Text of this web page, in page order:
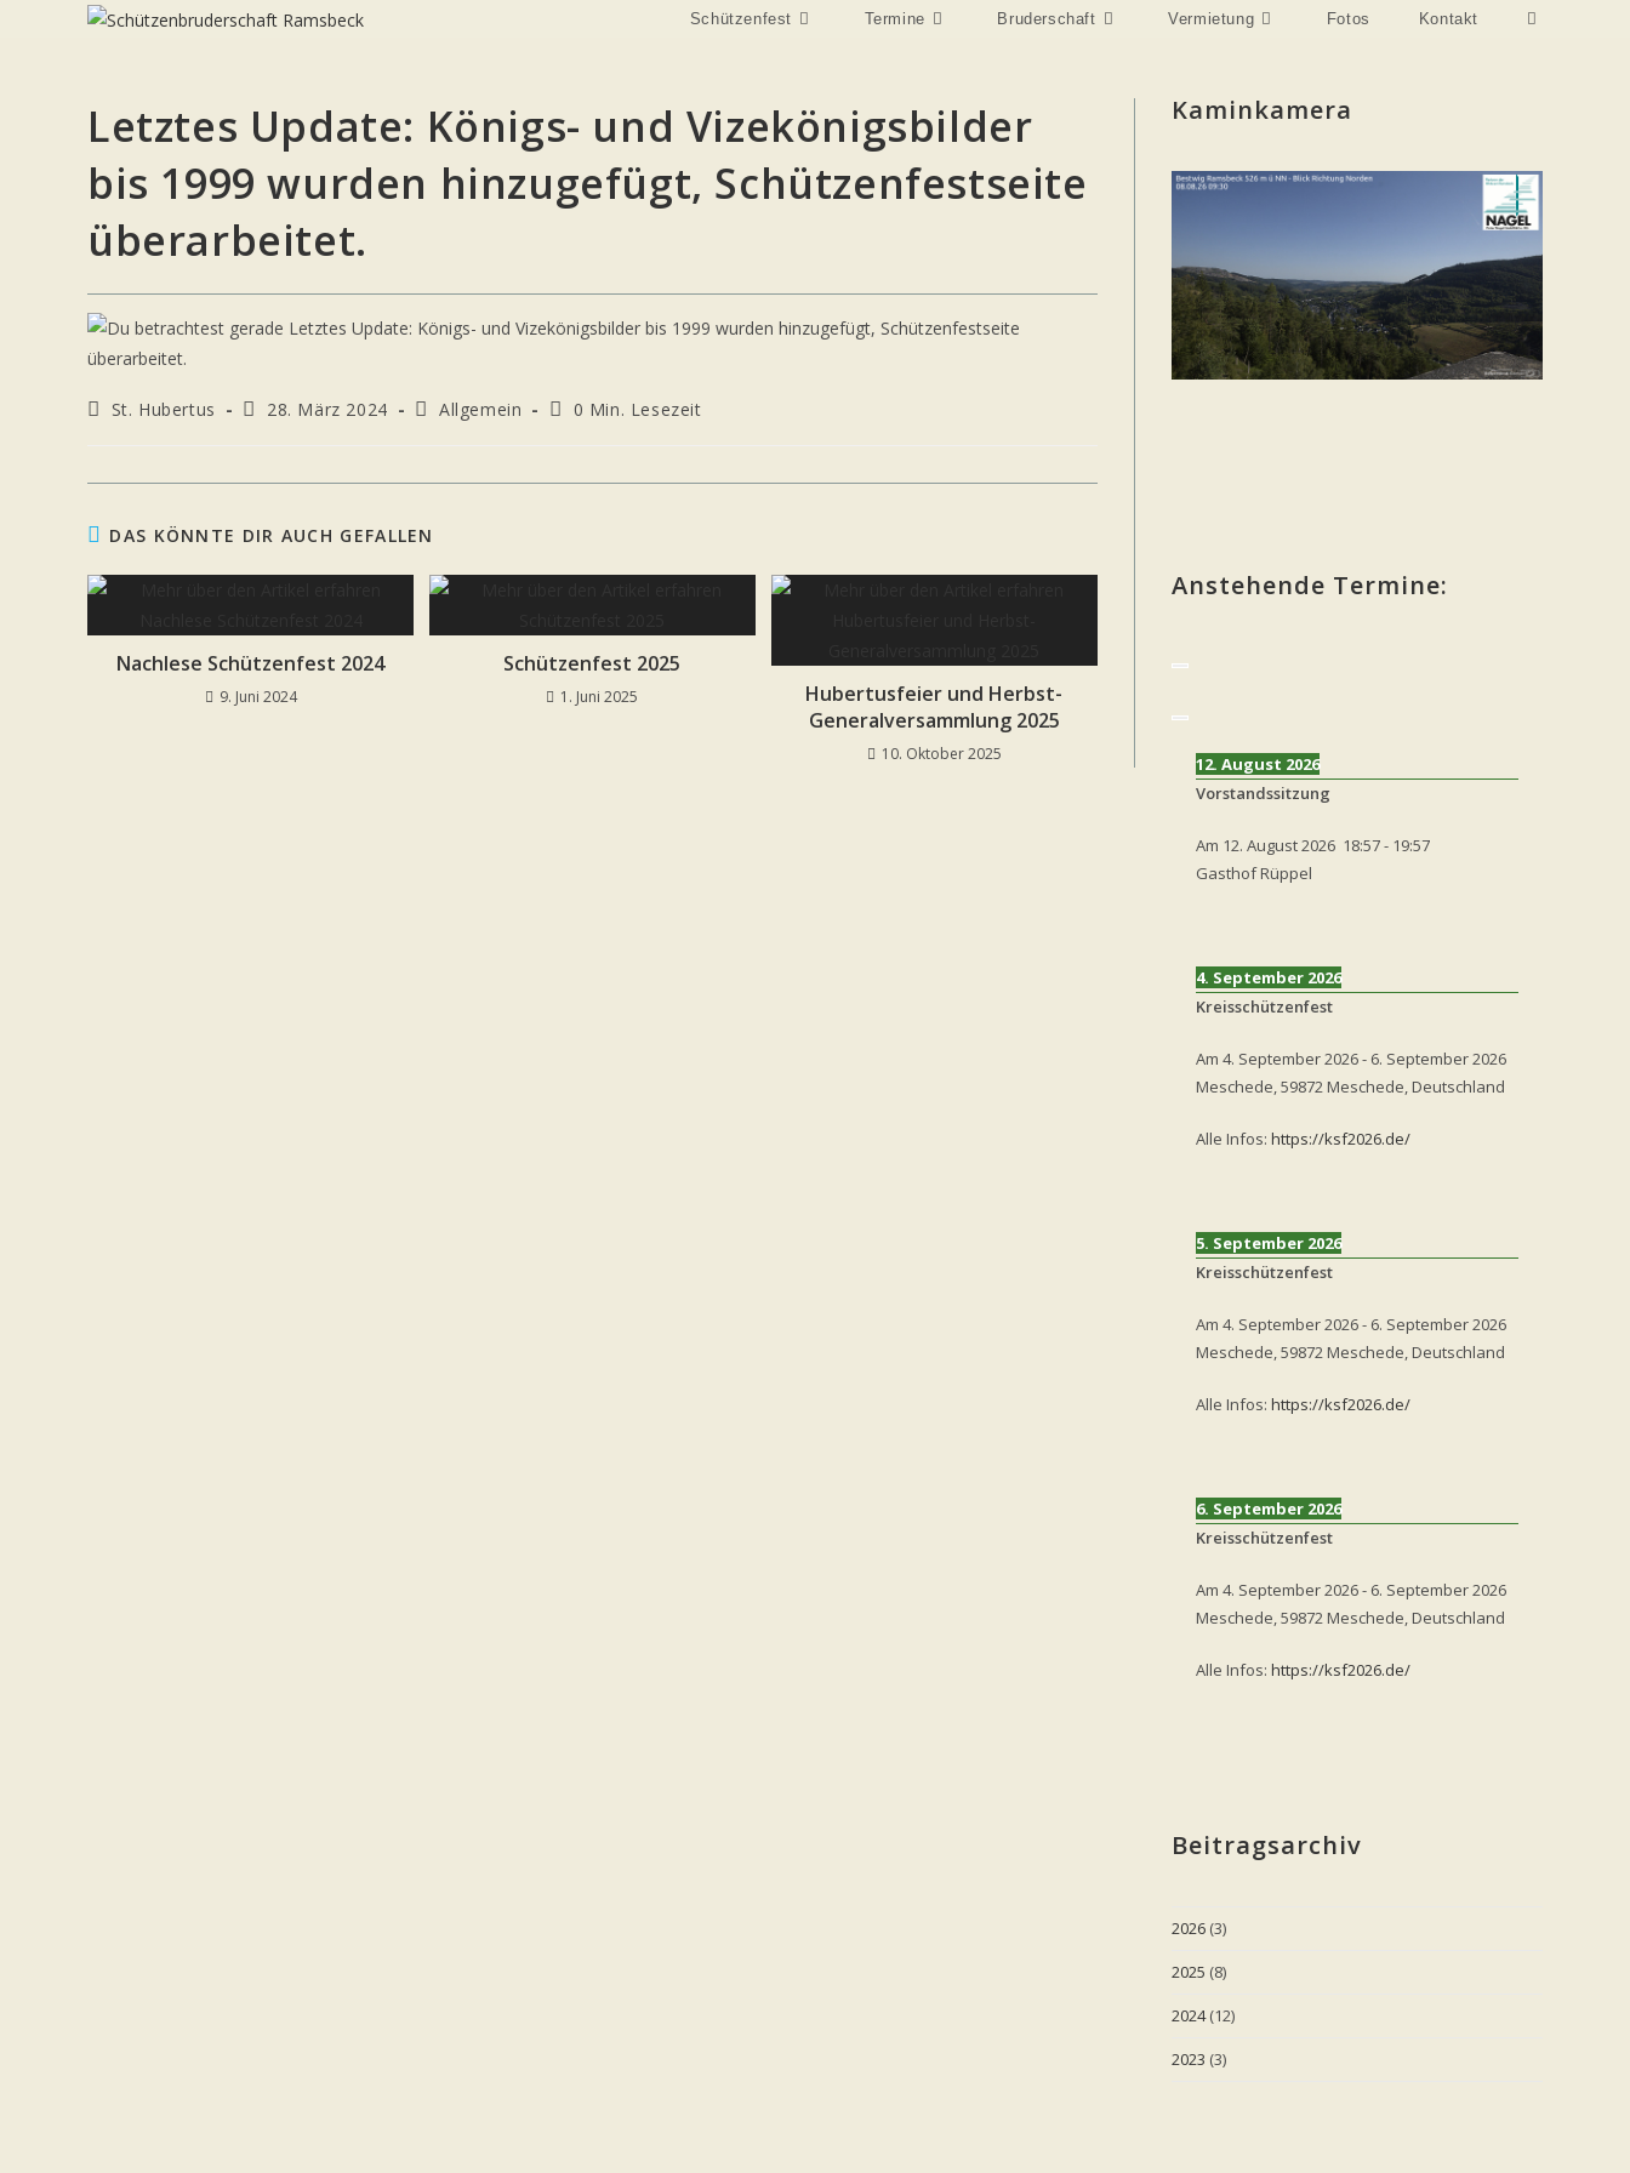
Schützenfest Termine Bruderschaft Vermietung Fotos Kontakt
Website-
Letztes Update: Königs- und Vizekönigsbilder
bis 1999 wurden hinzugefügt, Schützenfestseite
überarbeitet.
Beitrags-
St. Hubertus
Beitrag
28. März 2024
Beitrags-
Allgemein Lesedauer:
0 Min. Lesezeit
DAS KÖNNTE DIR AUCH GEFALLEN
Nachlese Schützenfest 2024
9. Juni 2024
Schützenfest 2025
1. Juni 2025
Hubertusfeier und Herbst-
Generalversammlung 2025
10. Oktober 2025
Kaminkamera
Anstehende Termine:
12. August 2026
Vorstandssitzung
Am 12. August 2026 18:57- 19:57
Gasthof Rüppel
4. September 2026
Kreisschützenfest
Am 4. September 2026- 6. September 2026
Meschede, 59872 Meschede, Deutschland
Alle Infos: https://ksf2026.de/
5. September 2026
Kreisschützenfest
Am 4. September 2026- 6. September 2026
Meschede, 59872 Meschede, Deutschland
Alle Infos: https://ksf2026.de/
6. September 2026
Kreisschützenfest
Am 4. September 2026- 6. September 2026
Meschede, 59872 Meschede, Deutschland
Alle Infos: https://ksf2026.de/
Beitragsarchiv
2026 (3)
2025 (8)
2024(12)
2023 (3)